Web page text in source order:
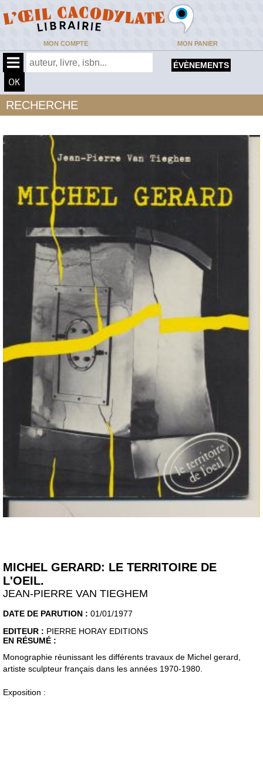
MON COMPTE MON PANIER
ÉVÈNEMENTS
RECHERCHE
MICHEL GERARD: LE TERRITOIRE DE
L'OEIL.
JEAN-PIERRE VAN TIEGHEM
DATE DE PARUTION : 01/01/1977
EDITEUR : PIERRE HORAY EDITIONS
EN RÉSUMÉ :
Monographie réunissant les différents travaux de Michel gerard,
artiste sculpteur français dans les années 1970-1980.
Exposition :